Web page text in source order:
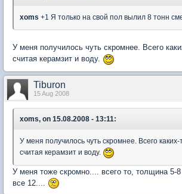
xoms +1 Я только на свой пол вылил 8 тонн
У меня получилось чуть скромнее. Всего
считая керамзит и воду.
Tiburon
15 Aug 2008
xoms, on 15.08.2008 - 13:11:
У меня получилось чуть скромнее. Всего каких-
считая керамзит и воду.
У меня тоже скромно.... всего то, толщина 5-
все 12....